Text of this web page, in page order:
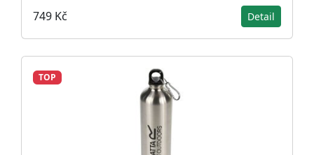
749 Kč Detail
TOP